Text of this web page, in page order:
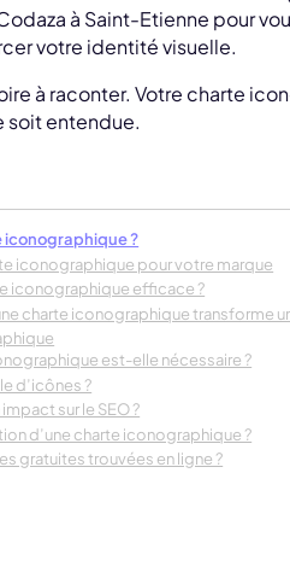
à Saint-Etienne pour
votre identité visuelle.
à raconter. Votre charte
soit entendue.
iconographique ?
iconographique pour votre marque
iconographique efficace ?
charte iconographique transforme
est-elle nécessaire ?
d’icônes ?
sur le SEO ?
d’une charte iconographique ?
gratuites trouvées en ligne ?